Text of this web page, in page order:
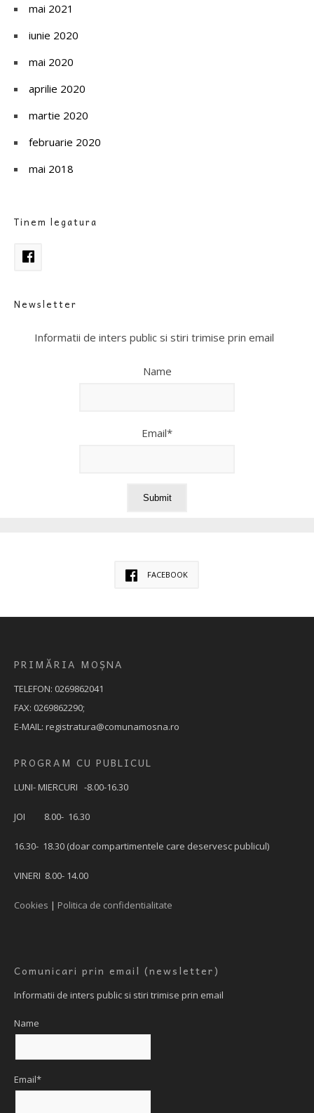
mai 2021
iunie 2020
mai 2020
aprilie 2020
martie 2020
februarie 2020
mai 2018
Tinem legatura
Newsletter
Informatii de inters public si stiri trimise prin email
Name
Email*
FACEBOOK
PRIMĂRIA MOȘNA
TELEFON: 0269862041
FAX: 0269862290;
E-MAIL: registratura@comunamosna.ro
PROGRAM CU PUBLICUL
LUNI- MIERCURI -8.00-16.30
JOI 8.00- 16.30
16.30- 18.30 (doar compartimentele care deservesc publicul)
VINERI 8.00- 14.00
Cookies | Politica de confidentialitate
Comunicari prin email (newsletter)
Informatii de inters public si stiri trimise prin email
Name
Email*